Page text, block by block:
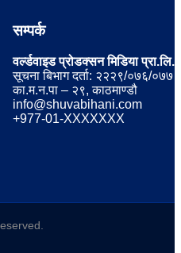
सम्पर्क
वर्ल्डवाइड प्रोडक्सन मिडिया प्रा.लि.
सूचना बिभाग दर्ता: २२२९/०७६/०७७
का.म.न.पा – २९, काठमाण्डौ
info@shuvabihani.com
+977-01-XXXXXXX